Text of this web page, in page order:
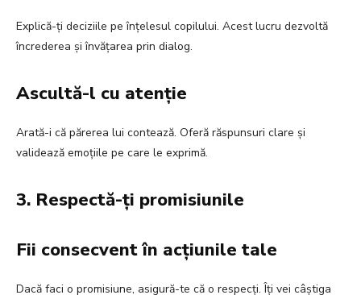
Explică-ți deciziile pe înțelesul copilului. Acest lucru dezvoltă
încrederea și învățarea prin dialog.
Ascultă-l cu atenție
Arată-i că părerea lui contează. Oferă răspunsuri clare și
validează emoțiile pe care le exprimă.
3. Respectă-ți promisiunile
Fii consecvent în acțiunile tale
Dacă faci o promisiune, asigură-te că o respecți. Îți vei câștiga